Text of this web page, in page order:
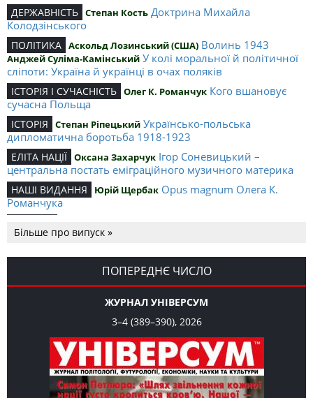
ДЕРЖАВНІСТЬ Степан Кость Доктрина Михайла
Колодзінського
ПОЛІТИКА Аскольд Лозинський (США) Волинь 1943
Анджей Суліма-Камінський У колі моральної й політичної
сліпоти: Україна й українці в очах поляків
ІСТОРІЯ І СУЧАСНІСТЬ Олег К. Романчук Кого вшановує
сучасна Польща
ІСТОРІЯ Степан Ріпецький Українсько-польська
дипломатична боротьба 1918-1923
ЕЛІТА НАЦІЇ Оксана Захарчук Ігор Соневицький –
центральна постать еміграційного музичного материка
НАШІ ВИДАННЯ Юрій Щербак Opus magnum Олега К.
Романчука
Романчука
СЛОВО РЕДАКЦІЙНЕ Олег К. Романчук Журавель і синиця
як уособлення української політстратегії й тактики
Більше про випуск »
ПОПЕРЕДНЄ ЧИСЛО
ЖУРНАЛ УНІВЕРСУМ
3–4 (389–390), 2026